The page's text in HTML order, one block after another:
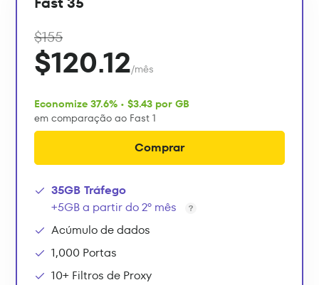
$155
$120.12/mês
Economize 37.6% • $3.43 por GB
em comparação ao Fast 1
Comprar
35GB Tráfego
+5GB a partir do 2º mês
Acúmulo de dados
1,000 Portas
10+ Filtros de Proxy